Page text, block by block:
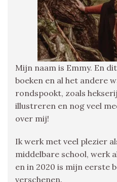
Mijn naam is Emmy. En
boeken en al het andere
rondspookt, zoals
illustreren en nog veel
over mij!
Ik werk met veel plezier
middelbare school, werk
en in 2020 is mijn eerste
verschenen.